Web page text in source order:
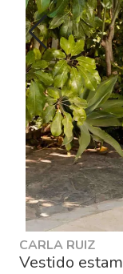
CARLA RUIZ
Vestido